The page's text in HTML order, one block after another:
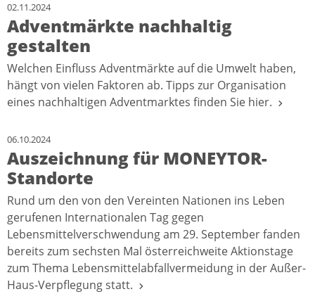
02.11.2024
Adventmärkte nachhaltig
gestalten
Welchen Einfluss Adventmärkte auf die Umwelt haben,
hängt von vielen Faktoren ab. Tipps zur Organisation
eines nachhaltigen Adventmarktes finden Sie hier.
06.10.2024
Auszeichnung für MONEYTOR-
Standorte
Rund um den von den Vereinten Nationen ins Leben
gerufenen Internationalen Tag gegen
Lebensmittelverschwendung am 29. September fanden
bereits zum sechsten Mal österreichweite Aktionstage
zum Thema Lebensmittelabfallvermeidung in der Außer-
Haus-Verpflegung statt.